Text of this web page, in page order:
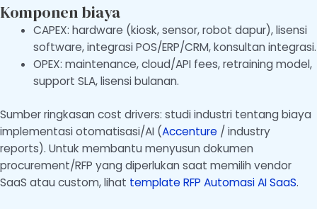
Komponen biaya
CAPEX: hardware (kiosk, sensor, robot dapur), lisensi
software, integrasi POS/ERP/CRM, konsultan integrasi.
OPEX: maintenance, cloud/API fees, retraining model,
support SLA, lisensi bulanan.
Sumber ringkasan cost drivers: studi industri tentang biaya
implementasi otomatisasi/AI (Accenture / industry
reports). Untuk membantu menyusun dokumen
procurement/RFP yang diperlukan saat memilih vendor
SaaS atau custom, lihat template RFP Automasi AI SaaS.